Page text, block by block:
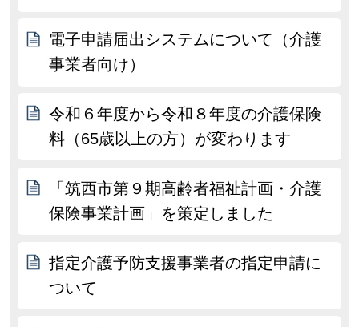
電子申請届出システムについて（介護
事業者向け）
令和６年度から令和８年度の介護保険
料（65歳以上の方）が変わります
「筑西市第９期高齢者福祉計画・介護
保険事業計画」を策定しました
指定介護予防支援事業者の指定申請に
ついて